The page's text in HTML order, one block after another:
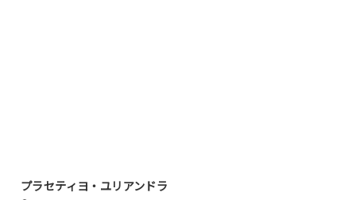
プラセティヨ・ユリアンドラ